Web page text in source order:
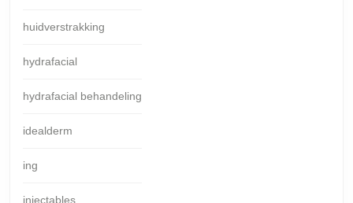
huidverstrakking
hydrafacial
hydrafacial behandeling
idealderm
ing
injectables